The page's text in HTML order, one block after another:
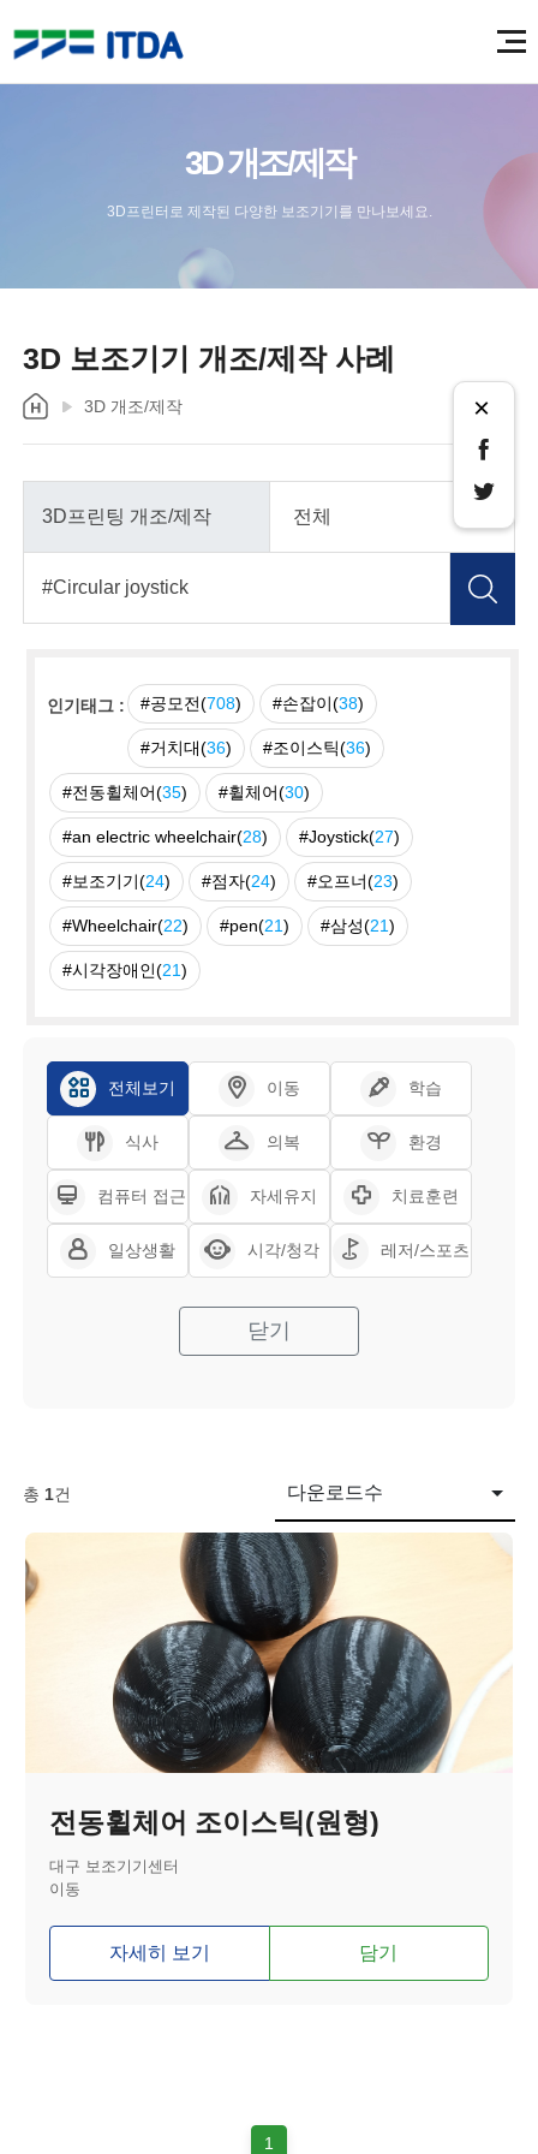
3D 개조/제작
3D프린터로 제작된 다양한 보조기기를 만나보세요.
3D 보조기기 개조/제작 사례
3D 개조/제작 ×
인기태그 : #공모전(708) #손잡이(38)
#거치대(36) #조이스틱(36)
#전동휠체어(35) #휠체어(30)
#an electric wheelchair(28) #Joystick(27)
#보조기기(24) #점자(24) #오프너(23)
#Wheelchair(22) #pen(21) #삼성(21)
#시각장애인(21)
전체보기 이동 학습
식사 의복 환경
컴퓨터 접근 자세유지 치료훈련
일상생활 시각/청각 레저/스포츠
닫기
총 1건 다운로드수
전동휠체어 조이스틱(원형)
대구 보조기기센터
이동
자세히 보기 담기
1